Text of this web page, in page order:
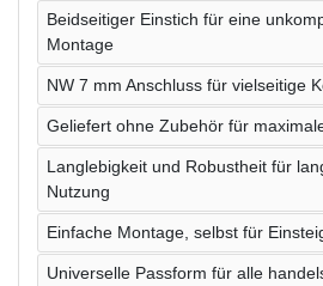
Beidseitiger Einstich für eine
Montage
NW 7 mm Anschluss für vielseitige
Geliefert ohne Zubehör für
Langlebigkeit und Robustheit für
Nutzung
Einfache Montage, selbst für
Universelle Passform für alle